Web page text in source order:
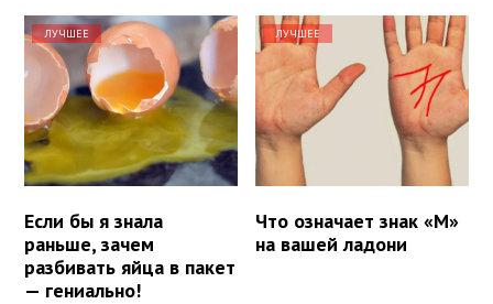
ЛУЧШЕЕ
Если бы я знала
раньше, зачем
разбивать яйца в пакет
— гениально!
ЛУЧШЕЕ
Что означает знак «М»
на вашей ладони